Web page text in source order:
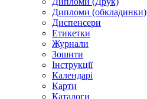
Дипломи (обкладинки)
Диспенсери
Етикетки
Журнали
Зошити
Інструкції
Календарі
Карти
Каталоги